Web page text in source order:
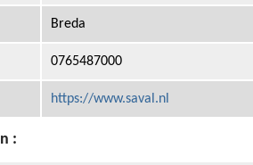
Breda
0765487000
https://www.saval.nl
: